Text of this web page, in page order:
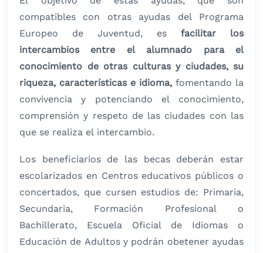
compatibles con otras ayudas del Programa
Europeo de Juventud, es facilitar los
intercambios entre el alumnado para el
conocimiento de otras culturas y ciudades, su
riqueza, características e idioma, fomentando la
convivencia y potenciando el conocimiento,
comprensión y respeto de las ciudades con las
que se realiza el intercambio.
Los beneficiarios de las becas deberán estar
escolarizados en Centros educativos públicos o
concertados, que cursen estudios de: Primaria,
Secundaria, Formación Profesional o
Bachillerato, Escuela Oficial de Idiomas o
Educación de Adultos y podrán obetener ayudas